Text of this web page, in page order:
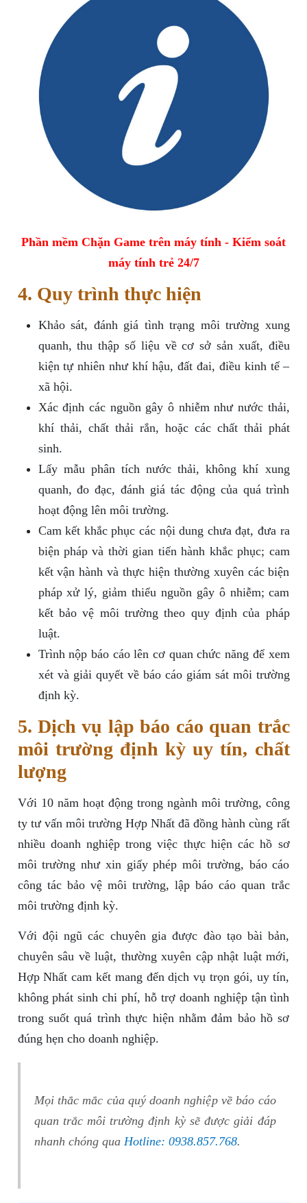
Phần mềm Chặn Game trên máy tính - Kiểm soát
máy tính trẻ 24/7
4. Quy trình thực hiện
Khảo sát, đánh giá tình trạng môi trường xung
quanh, thu thập số liệu về cơ sở sản xuất, điều
kiện tự nhiên như khí hậu, đất đai, điều kinh tế –
xã hội.
Xác định các nguồn gây ô nhiễm như nước thải,
khí thải, chất thải rắn, hoặc các chất thải phát
sinh.
Lấy mẫu phân tích nước thải, không khí xung
quanh, đo đạc, đánh giá tác động của quá trình
hoạt động lên môi trường.
Cam kết khắc phục các nội dung chưa đạt, đưa ra
biện pháp và thời gian tiến hành khắc phục; cam
kết vận hành và thực hiện thường xuyên các biện
pháp xử lý, giảm thiểu nguồn gây ô nhiễm; cam
kết bảo vệ môi trường theo quy định của pháp
luật.
Trình nộp báo cáo lên cơ quan chức năng để xem
xét và giải quyết về báo cáo giám sát môi trường
định kỳ.
5. Dịch vụ lập báo cáo quan trắc
môi trường định kỳ uy tín, chất
lượng
Với 10 năm hoạt động trong ngành môi trường, công
ty tư vấn môi trường Hợp Nhất đã đồng hành cùng rất
nhiều doanh nghiệp trong việc thực hiện các hồ sơ
môi trường như xin giấy phép môi trường, báo cáo
công tác bảo vệ môi trường, lập báo cáo quan trắc
môi trường định kỳ.
Với đội ngũ các chuyên gia được đào tạo bài bản,
chuyên sâu về luật, thường xuyên cập nhật luật mới,
Hợp Nhất cam kết mang đến dịch vụ trọn gói, uy tín,
không phát sinh chi phí, hỗ trợ doanh nghiệp tận tình
trong suốt quá trình thực hiện nhằm đảm bảo hồ sơ
đúng hẹn cho doanh nghiệp.
Mọi thắc mắc của quý doanh nghiệp về báo cáo
quan trắc môi trường định kỳ sẽ được giải đáp
nhanh chóng qua Hotline: 0938.857.768.